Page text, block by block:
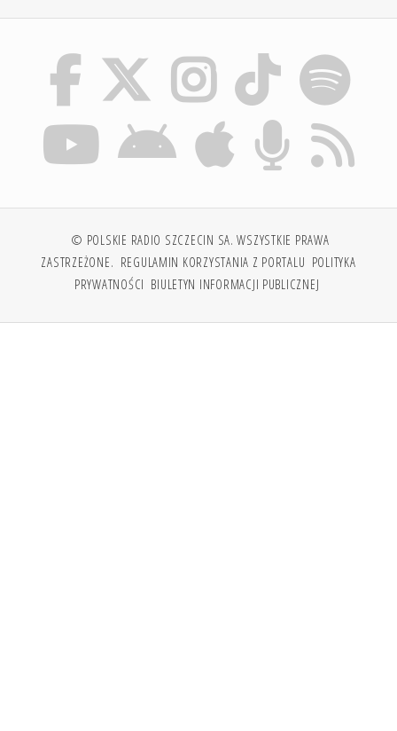
© POLSKIE RADIO SZCZECIN SA. WSZYSTKIE PRAWA
ZASTRZEŻONE. REGULAMIN KORZYSTANIA Z PORTALU POLITYKA
PRYWATNOŚCI BIULETYN INFORMACJI PUBLICZNEJ